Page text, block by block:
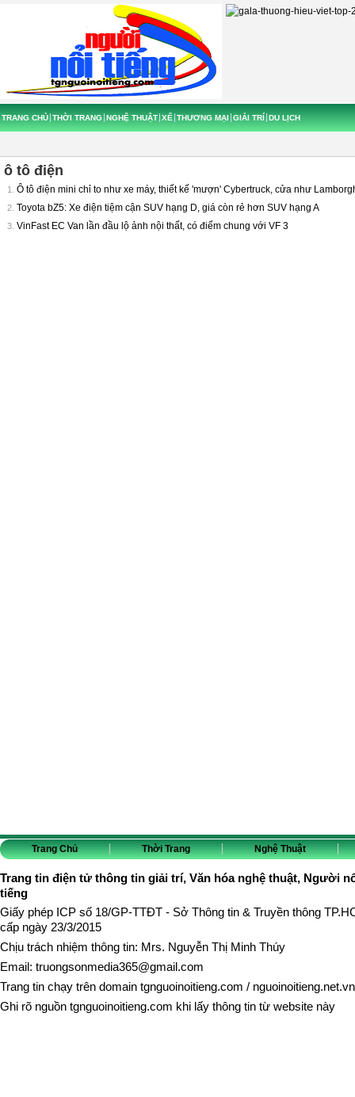
TRANG CHỦ THỜI TRANG NGHỆ THUẬT XẾ THƯƠNG MẠI GIẢI TRÍ DU LỊCH
ô tô điện
1. Ô tô điện mini chỉ to như xe máy, thiết kế 'mượn' Cybertruck, cửa như
2. Toyota bZ5: Xe điện tiệm cận SUV hạng D, giá còn rẻ hơn SUV hạng A
3. VinFast EC Van lần đầu lộ ảnh nội thất, có điểm chung với VF 3
Trang Chủ Thời Trang Nghệ Thuật
Trang tin điện tử thông tin giải trí, Văn hóa nghệ thuật, Người
tiếng
Giấy phép ICP số 18/GP-TTĐT - Sở Thông tin & Truyền thông
cấp ngày 23/3/2015
Chịu trách nhiệm thông tin: Mrs. Nguyễn Thị Minh Thúy
Email: truongsonmedia365@gmail.com
Trang tin chạy trên domain tgnguoinoitieng.com / nguoinoitieng.net.vn
Ghi rõ nguồn tgnguoinoitieng.com khi lấy thông tin từ website này